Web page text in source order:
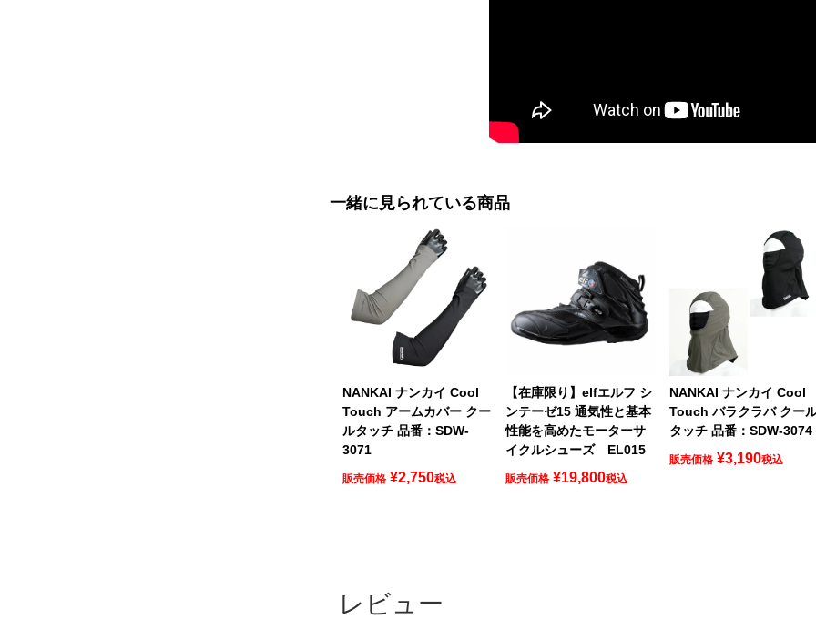
一緒に見られている商品
NANKAI ナンカイ Cool
Touch アームカバー クー
ルタッチ 品番：SDW-
3071
販売価格 ¥2,750税込
【在庫限り】elfエルフ シ
ンテーゼ15 通気性と基本
性能を高めたモーターサ
イクルシューズ EL015
販売価格 ¥19,800税込
NANKAI ナンカイ Cool
Touch バラクラバ クー
タッチ 品番：SDW-3074
販売価格 ¥3,190税込
レビュー